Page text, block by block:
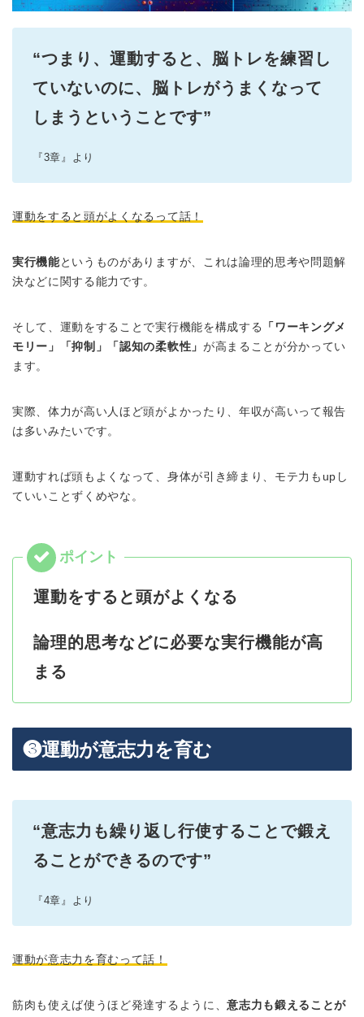
“つまり、運動すると、脳トレを練習し
ていないのに、脳トレがうまくなって
しまうということです”
『3章』より
運動をすると頭がよくなるって話！
実行機能というものがありますが、これは論理的思考や問題解
決などに関する能力です。
そして、運動をすることで実行機能を構成する
「ワーキングメ
モリー」「抑制」「認知の柔軟性」 が高まることが分かってい
ます。
実際、体力が高い人ほど頭がよかったり、年収が高いって報告
は多いみたいです。
運動すれば頭もよくなって、身体が引き締まり、モテ力もupし
ていいことずくめやな。
運動をすると頭がよくなる
論理的思考などに必要な実行機能が高
まる
❸運動が意志力を育む
“意志力も繰り返し行使することで鍛え
ることができるのです”
『4章』より
運動が意志力を育むって話！
筋肉も使えば使うほど発達するように、意志力も鍛えることが